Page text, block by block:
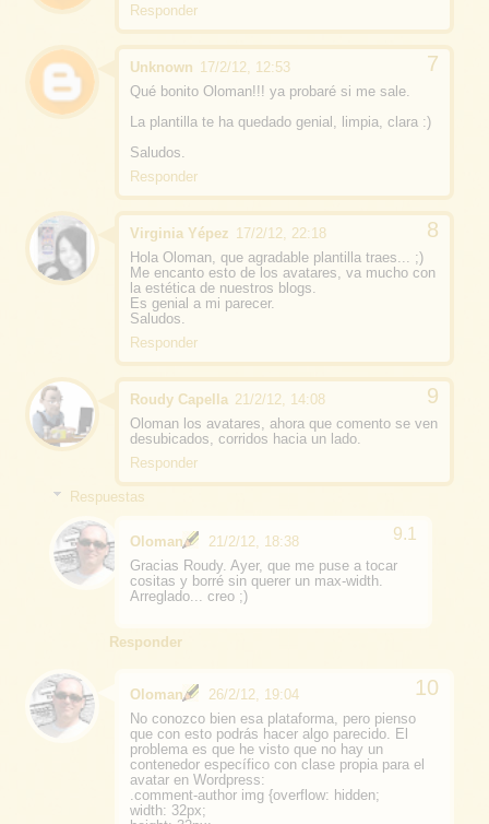
Responder
Unknown 17/2/12, 12:53
Qué bonito Oloman!!! ya probaré si me sale.
La plantilla te ha quedado genial, limpia, clara :)
Saludos.
Responder
Virginia Yépez 17/2/12, 22:18
Hola Oloman, que agradable plantilla traes... ;)
Me encanto esto de los avatares, va mucho con
la estética de nuestros blogs.
Es genial a mi parecer.
Saludos.
Responder
Roudy Capella 21/2/12, 14:08
Oloman los avatares, ahora que comento se ven
desubicados, corridos hacia un lado.
Responder
Respuestas
Oloman
21/2/12, 18:38
Gracias Roudy. Ayer, que me puse a tocar
cositas y borré sin querer un max-width.
Arreglado... creo ;)
Responder
Oloman
26/2/12, 19:04
No conozco bien esa plataforma, pero pienso
que con esto podrás hacer algo parecido. El
problema es que he visto que no hay un
contenedor específico con clase propia para el
avatar en Wordpress:
.comment-author img {overflow: hidden;
width: 32px;